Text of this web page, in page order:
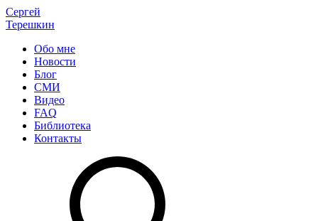
Сергей
Терешкин
Обо мне
Новости
Блог
СМИ
Видео
FAQ
Библиотека
Контакты